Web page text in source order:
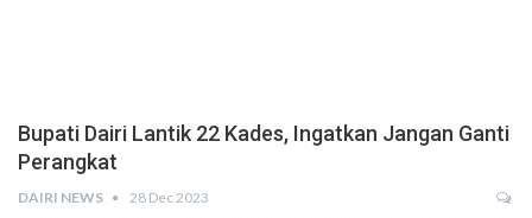
Bupati Dairi Lantik 22 Kades, Ingatkan Jangan Ganti
Perangkat
DAIRI NEWS 28 Dec 2023